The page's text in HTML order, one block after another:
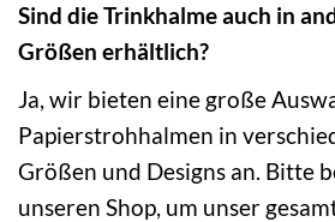
Sind die Trinkhalme auch in
Größen erhältlich?
Ja, wir bieten eine große
Papierstrohhalmen in
Größen und Designs an. Bitte
unseren Shop, um unser